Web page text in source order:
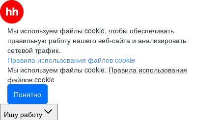
Мы используем файлы cookie, чтобы обеспечивать
правильную работу нашего веб-сайта и анализировать
сетевой трафик.
Правила использования файлов cookie
Мы используем файлы cookie. Правила использования
файлов cookie
Понятно
Ищу работу